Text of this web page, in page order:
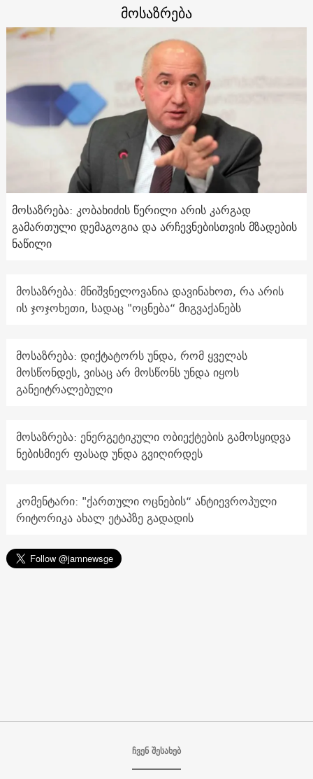
მოსაზრება
მოსაზრება: კობახიძის წერილი არის კარგად
გამართული დემაგოგია და არჩევნებისთვის მზადების
ნაწილი
მოსაზრება: მნიშვნელოვანია დავინახოთ, რა არის
ის ჯოჯოხეთი, სადაც "ოცნება“ მიგვაქანებს
მოსაზრება: დიქტატორს უნდა, რომ ყველას
მოსწონდეს, ვისაც არ მოსწონს უნდა იყოს
განეიტრალებული
მოსაზრება: ენერგეტიკული ობიექტების გამოსყიდვა
ნებისმიერ ფასად უნდა გვიღირდეს
კომენტარი: "ქართული ოცნების“ ანტიევროპული
რიტორიკა ახალ ეტაპზე გადადის
ჩვენ შესახებ